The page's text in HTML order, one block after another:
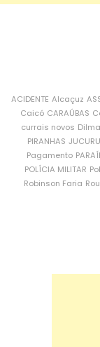
ACIDENTE Alcaçuz
Caicó CARAÚBAS
currais novos Dilma
PIRANHAS
Pagamento
POLÍCIA MILITAR
Robinson Faria